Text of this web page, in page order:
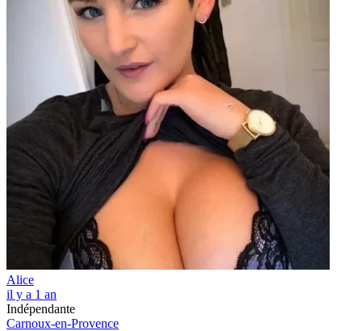
Alice
il y a 1 an
Indépendante
Carnoux-en-Provence